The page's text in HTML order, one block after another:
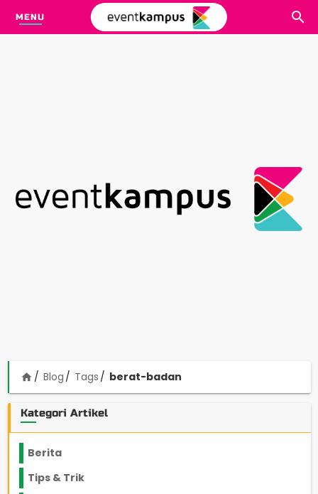
MENU
home Blog Tags berat-badan
Kategori Artikel
Berita
Tips & Trik